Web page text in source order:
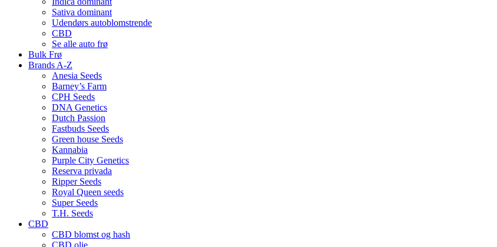
Sativa dominant
Udendørs autoblomstrende
CBD
Se alle auto frø
Bulk Frø
Brands A-Z
Anesia Seeds
Barney’s Farm
CPH Seeds
DNA Genetics
Dutch Passion
Fastbuds Seeds
Green house Seeds
Kannabia
Purple City Genetics
Reserva privada
Ripper Seeds
Royal Queen seeds
Super Seeds
T.H. Seeds
CBD
CBD blomst og hash
CBD olie